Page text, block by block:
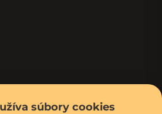
súbory cookies